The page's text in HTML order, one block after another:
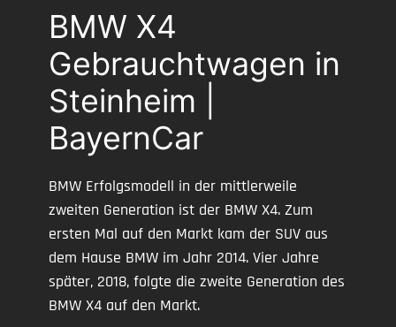
BMW X4
Gebrauchtwagen in
Steinheim |
BayernCar
BMW Erfolgsmodell in der mittlerweile
zweiten Generation ist der BMW X4. Zum
ersten Mal auf den Markt kam der SUV aus
dem Hause BMW im Jahr 2014. Vier Jahre
später, 2018, folgte die zweite Generation des
BMW X4 auf den Markt.